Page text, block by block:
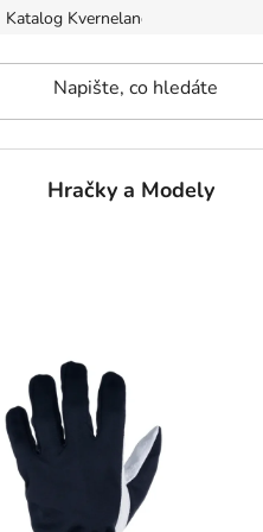
Katalog Kverneland
Hračky a Modely